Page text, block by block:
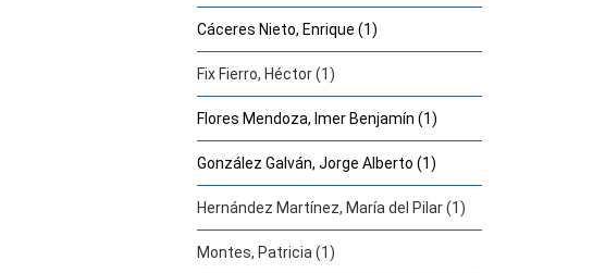
Cáceres Nieto, Enrique (1)
Fix Fierro, Héctor (1)
Flores Mendoza, Imer Benjamín (1)
González Galván, Jorge Alberto (1)
Hernández Martínez, María del Pilar (1)
Montes, Patricia (1)